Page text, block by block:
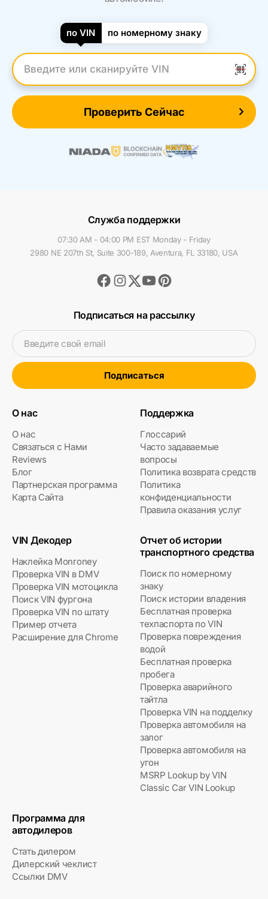
по VIN по номерному знаку
Введите VIN
Проверить Сейчас
Служба поддержки
07:30 AM - 04:00 PM EST Monday - Friday
2980 NE 207th St, Suite 300-189, Aventura, FL 33180, USA
Facebook
Instagram
TwitterYoutubePinterest
Подписаться на рассылку
Введите свой email
Подписаться
О нас
О нас
Связаться с Нами
Reviews
Блог
Партнерская программа
Карта Сайта
Поддержка
Глоссарий
Часто задаваемые
вопросы
Политика возврата средств
Политика
конфиденциальности
Правила оказания услуг
VIN Декодер
Наклейка Monroney
Проверка VIN в DMV
Проверка VIN мотоцикла
Поиск VIN фургона
Проверка VIN по штату
Пример отчета
Расширение для Chrome
Отчет об истории
транспортного средства
Поиск по номерному
знаку
Поиск истории владения
Бесплатная проверка
техпаспорта по VIN
Проверка повреждения
водой
Бесплатная проверка
пробега
Проверка аварийного
тайтла
Проверка VIN на подделку
Проверка автомобиля на
залог
Проверка автомобиля на
угон
MSRP Lookup by VIN
Classic Car VIN Lookup
Программа для
автодилеров
Стать дилером
Дилерский чеклист
Ссылки DMV